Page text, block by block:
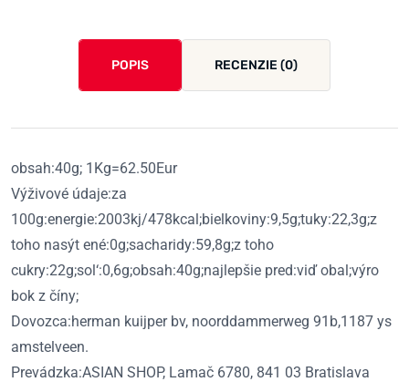
POPIS RECENZIE (0)
obsah:40g; 1Kg=62.50Eur
Výživové údaje:za
100g:energie:2003kj/478kcal;bielkoviny:9,5g;tuky:22,3g;z
toho nasýt ené:0g;sacharidy:59,8g;z toho
cukry:22g;sol‘:0,6g;obsah:40g;najlepšie pred:viď obal;výro
bok z číny;
Dovozca:herman kuijper bv, noorddammerweg 91b,1187 ys
amstelveen.
Prevádzka:ASIAN SHOP, Lamač 6780, 841 03 Bratislava